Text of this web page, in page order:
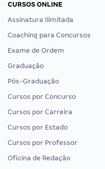
CURSOS ONLINE
Assinatura Ilimitada
Coaching para Concursos
Exame de Ordem
Graduação
Pós-Graduação
Cursos por Concurso
Cursos por Carreira
Cursos por Estado
Cursos por Professor
Oficina de Redação